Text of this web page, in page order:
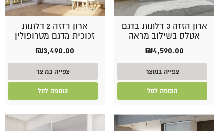
ארון הזזה 3 דלתות בדגם
אטלס בשילוב מראה
₪4,590.00
צפייה במוצר
הוספה לסל
ארון הזזה 2 דלתות
זכוכית מדגם מטרופולין
₪3,490.00
צפייה במוצר
הוספה לסל